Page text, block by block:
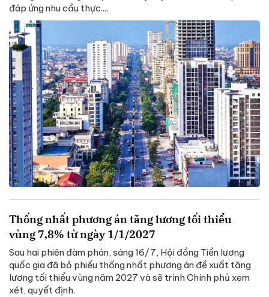
đáp ứng nhu cầu thực....
Thống nhất phương án tăng lương tối thiểu
vùng 7,8% từ ngày 1/1/2027
Sau hai phiên đàm phán, sáng 16/7, Hội đồng Tiền lương
quốc gia đã bỏ phiếu thống nhất phương án đề xuất tăng
lương tối thiểu vùng năm 2027 và sẽ trình Chính phủ xem
xét, quyết định.